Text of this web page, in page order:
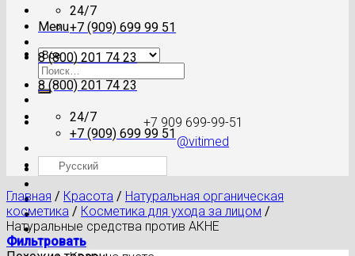
Menu
Искать:
+7 909 699-99-51
@vitimed
Где моя посылка?
24/7
+7 (909) 699 99 51
8 (800) 201 74 23
8 (800) 201 74 23
24/7
+7 (909) 699 99 51
Русский
Главная / Красота / Натуральная органическая
косметика / Косметика для ухода за лицом /
Натуральные средства против АКНЕ
Фильтровать